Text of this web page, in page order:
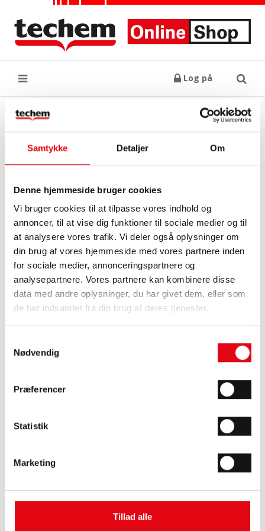
Samtykke Detaljer Om
Denne hjemmeside bruger cookies
Vi bruger cookies til at tilpasse vores indhold og
annoncer, til at vise dig funktioner til sociale medier og til
at analysere vores trafik. Vi deler også oplysninger om
din brug af vores hjemmeside med vores partnere inden
for sociale medier, annonceringspartnere og
analysepartnere. Vores partnere kan kombinere disse
data med andre oplysninger, du har givet dem, eller som
de har indsamlet fra din brug af deres tjenester.
Nødvendig
Præferencer
Statistik
Marketing
Tillad alle
Log på Søg
Techem CG EM24
Varenr.: DK696043
2.305,00
Stk. Føj til kurv
Techems datasystem